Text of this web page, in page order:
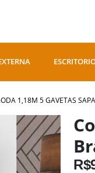
1,18M 5 GAVETAS
R$